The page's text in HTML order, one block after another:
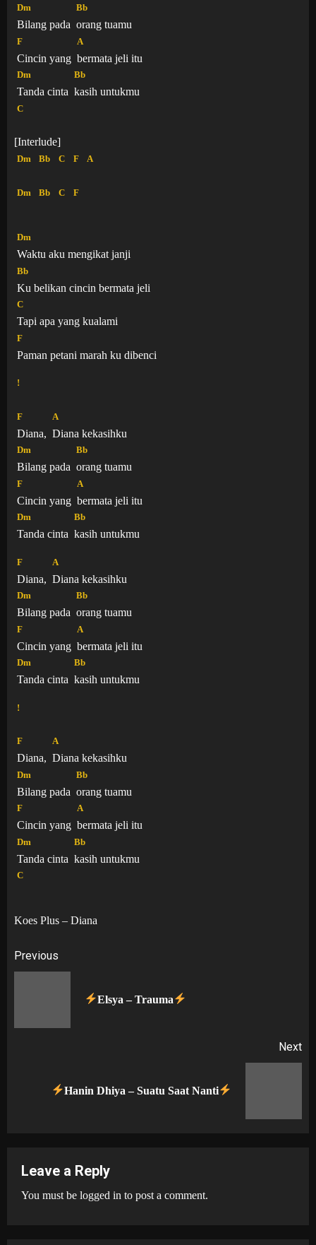
Dm
Bilang pada
Bb
orang tuamu
F
Cincin yang
A
bermata jeli itu
Dm
Tanda cinta
Bb
kasih untukmu
C
[Interlude]
Dm Bb C F A
Dm Bb C F
Dm
Waktu aku mengikat janji
Bb
Ku belikan cincin bermata jeli
C
Tapi apa yang kualami
F
Paman petani marah ku dibenci
!
F
Diana,
A
Diana kekasihku
Dm
Bilang pada
Bb
orang tuamu
F
Cincin yang
A
bermata jeli itu
Dm
Tanda cinta
Bb
kasih untukmu
F
Diana,
A
Diana kekasihku
Dm
Bilang pada
Bb
orang tuamu
F
Cincin yang
A
bermata jeli itu
Dm
Tanda cinta
Bb
kasih untukmu
!
F
Diana,
A
Diana kekasihku
Dm
Bilang pada
Bb
orang tuamu
F
Cincin yang
A
bermata jeli itu
Dm
Tanda cinta
Bb
kasih untukmu
C
Koes Plus – Diana
Post
navigation
Previous
Elsya – Trauma
Next
Hanin Dhiya – Suatu Saat Nanti
Leave a Reply
You must be logged in to post a comment.